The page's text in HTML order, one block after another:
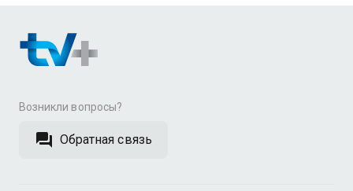
Возникли вопросы?
Обратная связь